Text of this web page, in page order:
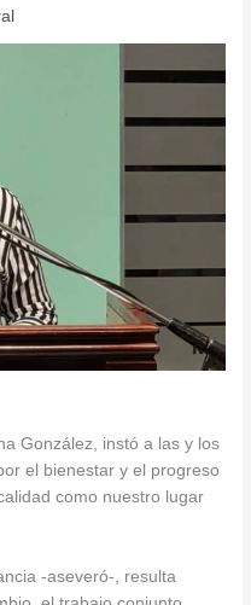
González, instó a las y los
el bienestar y el progreso
como nuestro lugar
-aseveró-, resulta